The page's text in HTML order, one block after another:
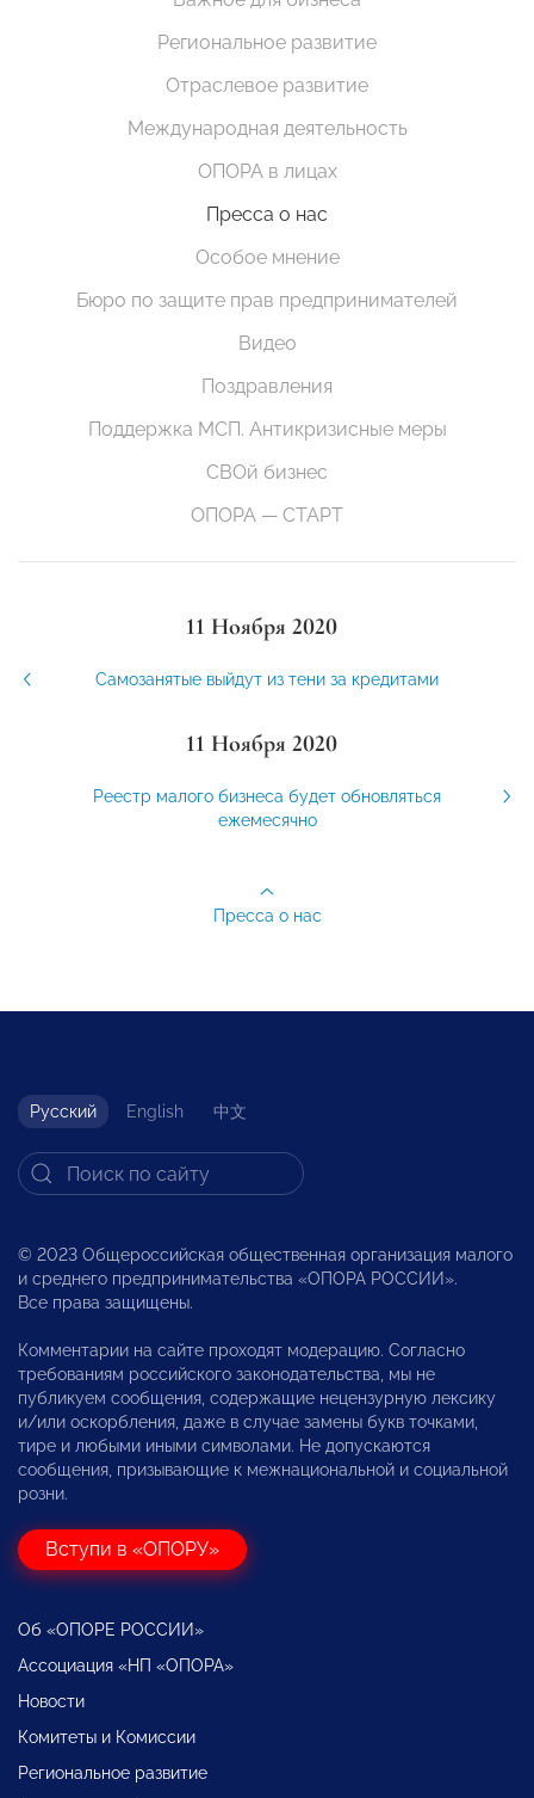
Региональное развитие
Отраслевое развитие
Международная деятельность
ОПОРА в лицах
Пресса о нас
Особое мнение
Бюро по защите прав предпринимателей
Видео
Поздравления
Поддержка МСП. Антикризисные меры
СВОй бизнес
ОПОРА — СТАРТ
11 Ноября 2020
Самозанятые выйдут из тени за кредитами
11 Ноября 2020
Реестр малого бизнеса будет обновляться
ежемесячно
Пресса о нас
Русский English 中文
© 2023 Общероссийская общественная организация малого
и среднего предпринимательства «ОПОРА РОССИИ».
Все права защищены.
Комментарии на сайте проходят модерацию. Согласно
требованиям российского законодательства, мы не
публикуем сообщения, содержащие нецензурную лексику
и/или оскорбления, даже в случае замены букв точками,
тире и любыми иными символами. Не допускаются
сообщения, призывающие к межнациональной и социальной
розни.
Вступи в «ОПОРУ»
Об «ОПОРЕ РОССИИ»
Ассоциация «НП «ОПОРА»
Новости
Комитеты и Комиссии
Региональное развитие